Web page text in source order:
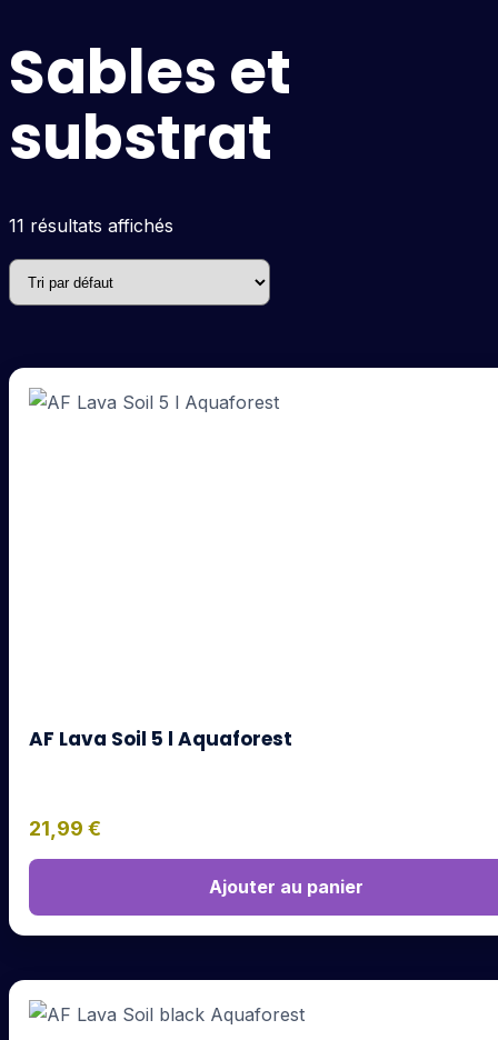
Sables et
substrat
11 résultats affichés
AF Lava Soil 5 l Aquaforest
21,99 €
Ajouter au panier